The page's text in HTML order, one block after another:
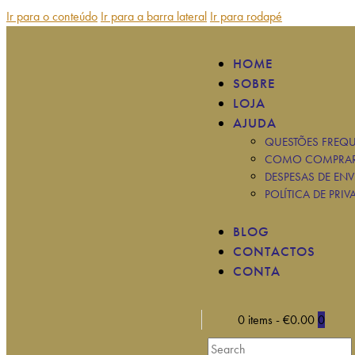
Ir para o conteúdo Ir para a barra lateral Ir para rodapé
HOME
SOBRE
LOJA
AJUDA
QUESTÕES
COMO
DESPESAS DE
POLÍTICA DE
BLOG
CONTACTOS
CONTA
0 items - €0.00 0